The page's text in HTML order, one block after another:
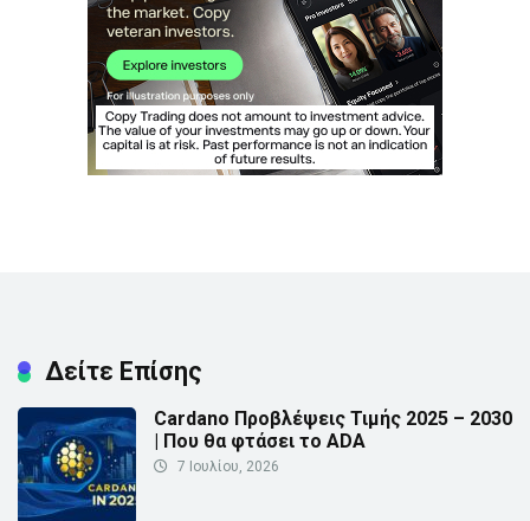
Δείτε Επίσης
Cardano Προβλέψεις Τιμής 2025 – 2030
| Που θα φτάσει το ADA
7 Ιουλίου, 2026